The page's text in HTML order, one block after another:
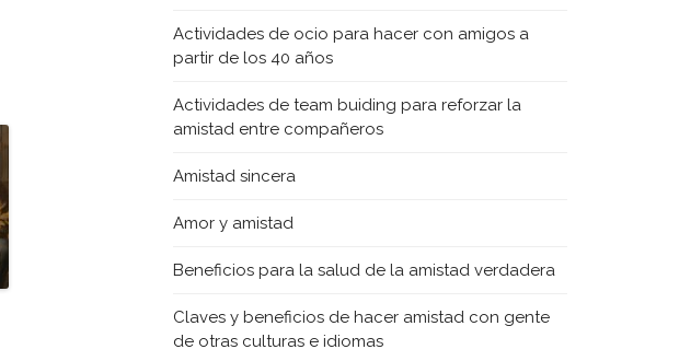
Actividades de ocio para hacer con amigos a
partir de los 40 años
Actividades de team buiding para reforzar la
amistad entre compañeros
Amistad sincera
Amor y amistad
Beneficios para la salud de la amistad verdadera
Claves y beneficios de hacer amistad con gente
de otras culturas e idiomas